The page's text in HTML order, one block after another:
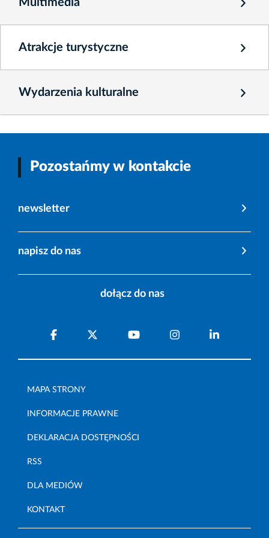
Multimedia
Atrakcje turystyczne
Wydarzenia kulturalne
Pozostańmy w kontakcie
newsletter
napisz do nas
dołącz do nas
MAPA STRONY
INFORMACJE PRAWNE
DEKLARACJA DOSTĘPNOŚCI
RSS
DLA MEDIÓW
KONTAKT